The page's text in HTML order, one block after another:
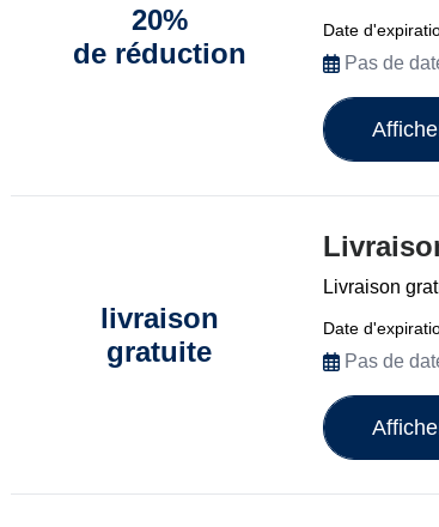
20%
de réduction
Date
Pas de
livraison
gratuite
Livraison
Date
Pas de